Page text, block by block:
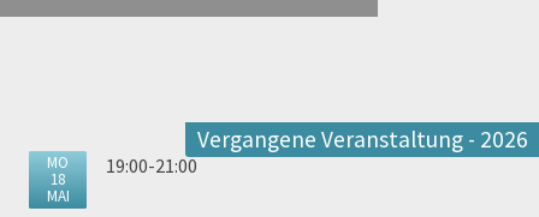
Vergangene Veranstaltung - 2026
MO
18
MAI
19:00-21:00